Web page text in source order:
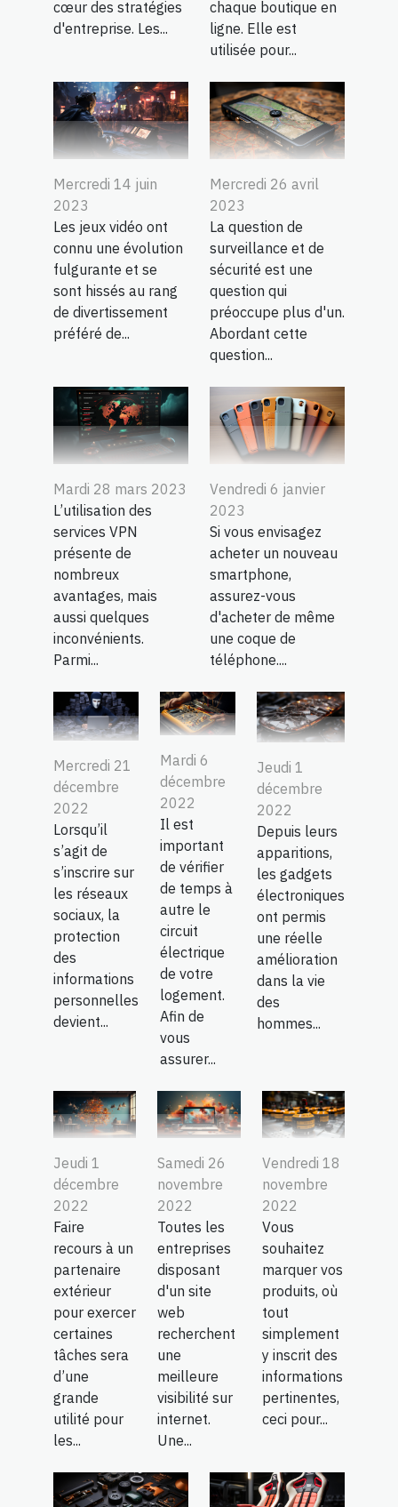
cœur des stratégies
d'entreprise. Les...
chaque boutique en
ligne. Elle est
utilisée pour...
Mercredi 14 juin
2023
Les jeux vidéo ont
connu une évolution
fulgurante et se
sont hissés au rang
de divertissement
préféré de...
Mercredi 26 avril
2023
La question de
surveillance et de
sécurité est une
question qui
préoccupe plus d'un.
Abordant cette
question...
Mardi 28 mars 2023
L’utilisation des
services VPN
présente de
nombreux
avantages, mais
aussi quelques
inconvénients.
Parmi...
Vendredi 6 janvier
2023
Si vous envisagez
acheter un nouveau
smartphone,
assurez-vous
d'acheter de même
une coque de
téléphone....
Mercredi 21
décembre
2022
Lorsqu’il
s’agit de
s’inscrire sur
les réseaux
sociaux, la
protection
des
informations
personnelles
devient...
Mardi 6
décembre
2022
Il est
important
de vérifier
de temps à
autre le
circuit
électrique
de votre
logement.
Afin de
vous
assurer...
Jeudi 1
décembre
2022
Depuis leurs
apparitions,
les gadgets
électroniques
ont permis
une réelle
amélioration
dans la vie
des
hommes...
Jeudi 1
décembre
2022
Faire
recours à un
partenaire
extérieur
pour exercer
certaines
tâches sera
d’une
grande
utilité pour
les...
Samedi 26
novembre
2022
Toutes les
entreprises
disposant
d'un site
web
recherchent
une
meilleure
visibilité sur
internet.
Une...
Vendredi 18
novembre
2022
Vous
souhaitez
marquer vos
produits, où
tout
simplement
y inscrit des
informations
pertinentes,
ceci pour...